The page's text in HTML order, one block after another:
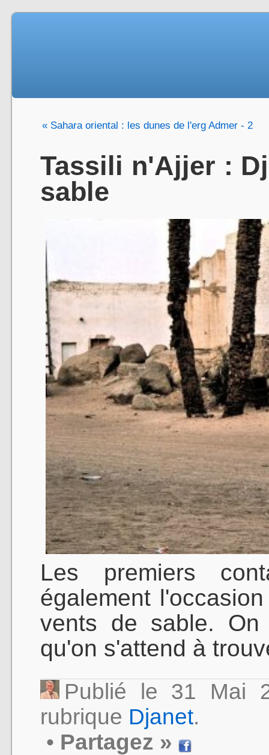
« Sahara oriental : les dunes de l'erg Admer - 2
Tassili n'Ajjer :
sable
Les premiers
également
vents de sable.
qu'on s'attend à
Publié le 31 Mai
rubrique Djanet.
• Partagez »